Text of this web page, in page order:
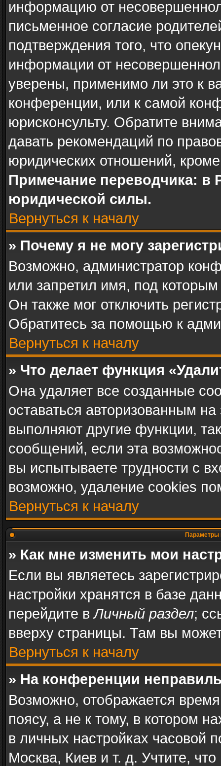
информацию от
письменное согласие
подтверждения того, что
информации от
уверены, применимо ли это к
конференции, или к самой
юрисконсульту. Обратите
давать рекомендаций по
юридических отношений,
Примечание переводчика: в
юридической силы.
Вернуться к началу
» Почему я не могу
Возможно, администратор
или запретил имя, под
Он также мог отключить
Обратитесь за помощью к
Вернуться к началу
» Что делает функция
Она удаляет все созданные
оставаться авторизованным
выполняют другие функции,
сообщений, если эта
вы испытываете трудности с
возможно, удаление cookies
Вернуться к началу
Параметры
» Как мне изменить мои
Если вы являетесь
настройки хранятся в базе
перейдите вЛичный раздел;
вверху страницы. Там вы
Вернуться к началу
» На конференции
Возможно, отображается
поясу, а не к тому, в котором
в личных настройках часовой
Москва, Киев и т. д. Учтите,